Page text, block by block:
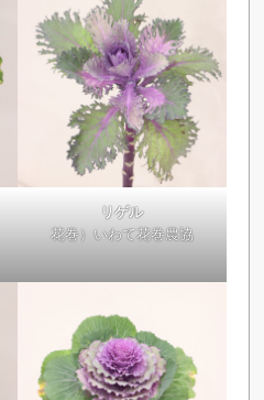
リゲル
花巻）いわて花巻農協